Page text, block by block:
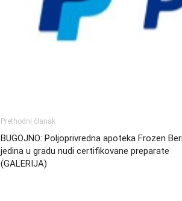
Prethodni članak
BUGOJNO: Poljoprivredna apoteka Frozen
jedina u gradu nudi certifikovane preparate
(GALERIJA)